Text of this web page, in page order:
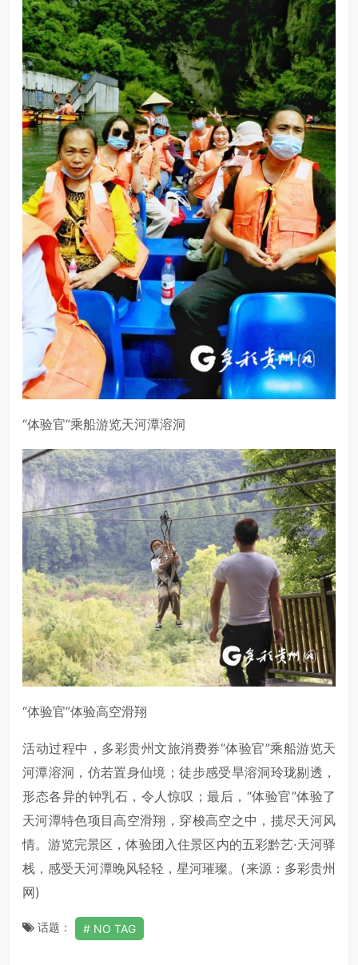
“体验官”乘船游览天河潭溶洞
“体验官”体验高空滑翔
活动过程中，多彩贵州文旅消费券“体验官”乘船游览天
河潭溶洞，仿若置身仙境；徒步感受旱溶洞玲珑剔透，
形态各异的钟乳石，令人惊叹；最后，“体验官”体验了
天河潭特色项目高空滑翔，穿梭高空之中，揽尽天河风
情。游览完景区，体验团入住景区内的五彩黔艺·天河驿
栈，感受天河潭晚风轻轻，星河璀璨。(来源：多彩贵州
网)
话题： NO TAG